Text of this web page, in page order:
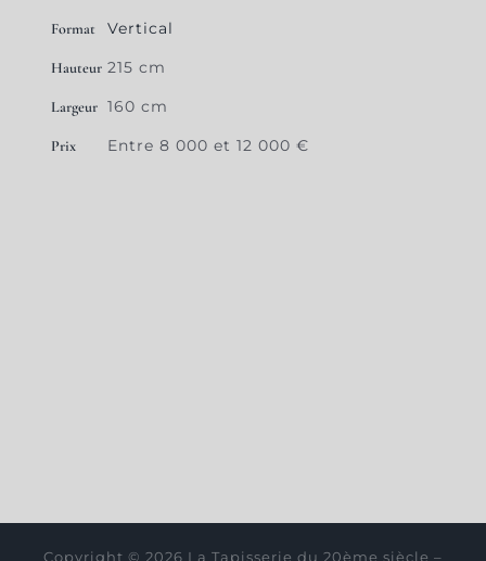
Format Vertical
Hauteur 215 cm
Largeur 160 cm
Prix Entre 8 000 et 12 000 €
Copyright © 2026 La Tapisserie du 20ème siècle –